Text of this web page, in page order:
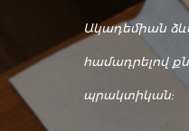
Ակադեմիան
համադրելով
պրակտիկան: